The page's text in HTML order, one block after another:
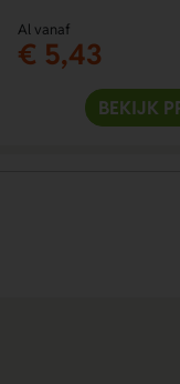
Al vanaf
€ 5,43
BEKIJK